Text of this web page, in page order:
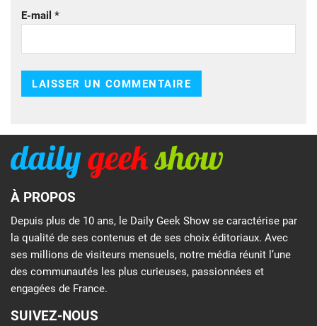
E-mail *
À PROPOS
Depuis plus de 10 ans, le Daily Geek Show se caractérise par
la qualité de ses contenus et de ses choix éditoriaux. Avec
ses millions de visiteurs mensuels, notre média réunit l’une
des communautés les plus curieuses, passionnées et
engagées de France.
SUIVEZ-NOUS